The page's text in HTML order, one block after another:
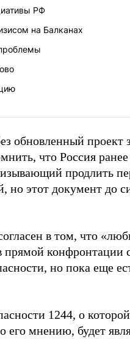
РФ
на Балканах
обновленный проект
что Россия
продлить
но этот документ до
в том, что
прямой
но пока еще
1244, о
его мнению, будет